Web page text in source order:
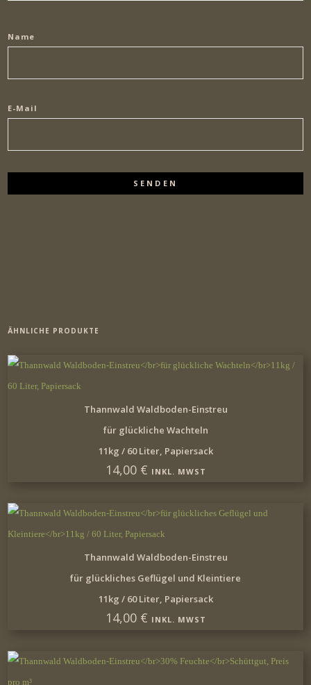
Name
E-Mail
ÄHNLICHE PRODUKTE
IN DEN WARENKORB
Thannwald Waldboden-Einstreu
für glückliche Wachteln
11kg / 60 Liter, Papiersack
14,00 € INKL. MWST
IN DEN WARENKORB
Thannwald Waldboden-Einstreu
für glückliches Geflügel und Kleintiere
11kg / 60 Liter, Papiersack
14,00 € INKL. MWST